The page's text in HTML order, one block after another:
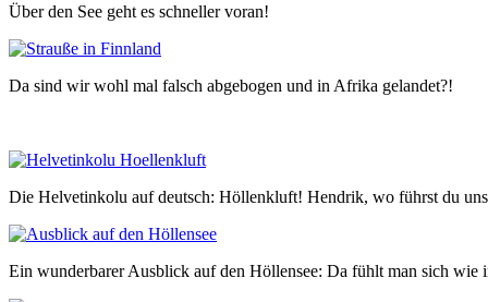
Über den See geht es schneller voran!
Da sind wir wohl mal falsch abgebogen und in Afrika gelandet?!
Die Helvetinkolu auf deutsch: Höllenkluft! Hendrik, wo führst du
Ein wunderbarer Ausblick auf den Höllensee: Da fühlt man sich wie